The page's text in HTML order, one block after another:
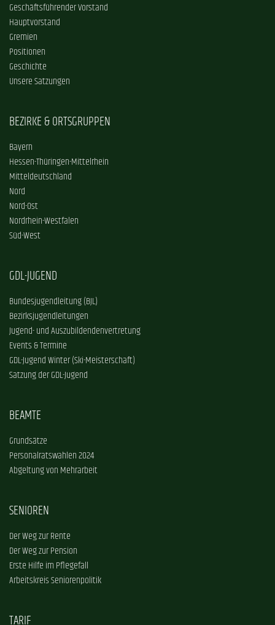
Geschäftsführender Vorstand
Hauptvorstand
Gremien
Positionen
Geschichte
Unsere Satzungen
BEZIRKE & ORTSGRUPPEN
Bayern
Hessen-Thüringen-Mittelrhein
Mitteldeutschland
Nord
Nord-Ost
Nordrhein-Westfalen
Süd-West
GDL-JUGEND
Bundesjugendleitung (BJL)
Bezirksjugendleitungen
Jugend- und Auszubildendenvertretung
Events & Termine
GDL-Jugend Winter (Ski-Meisterschaft)
Satzung der GDL-Jugend
BEAMTE
Grundsätze
Personalratswahlen 2024
Abgeltung von Mehrarbeit
SENIOREN
Der Weg zur Rente
Der Weg zur Pension
Erste Hilfe im Pflegefall
Arbeitskreis Seniorenpolitik
TARIF